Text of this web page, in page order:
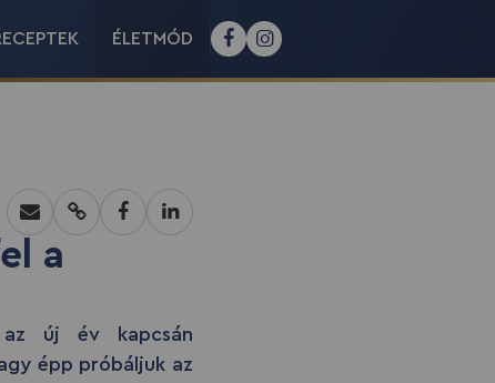
ÉLETMÓD
a
az új év kapcsán
épp próbáljuk az